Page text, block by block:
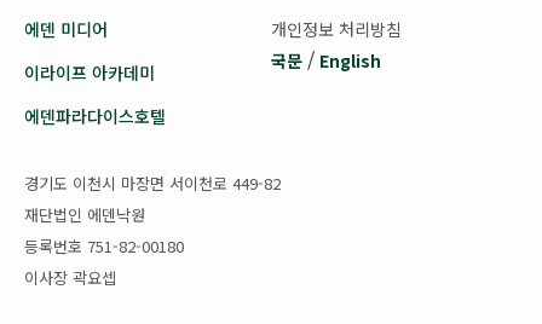
에덴 미디어
이라이프 아카데미
에덴파라다이스호텔
개인정보 처리방침
국문 / English
경기도 이천시 마장면 서이천로 449-82
재단법인 에덴낙원
등록번호 751-82-00180
이사장 곽요셉